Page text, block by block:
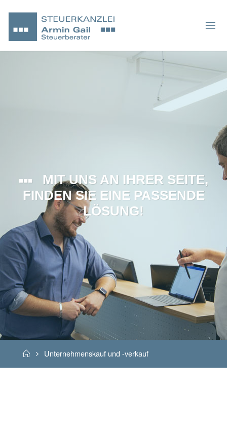
MIT UNS AN IHRER SEITE,
FINDEN SIE EINE PASSENDE
LÖSUNG!
HomeUnternehmenskauf und -verkauf